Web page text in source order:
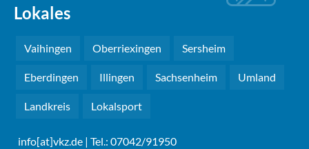
Lokales
Vaihingen Oberriexingen Sersheim
Eberdingen Illingen Sachsenheim Umland
Landkreis Lokalsport
info[at]vkz.de | Tel.: 07042/91950